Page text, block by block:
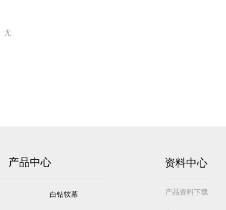
无
资料中心
产品资料下载
产品中心
白钻软幕